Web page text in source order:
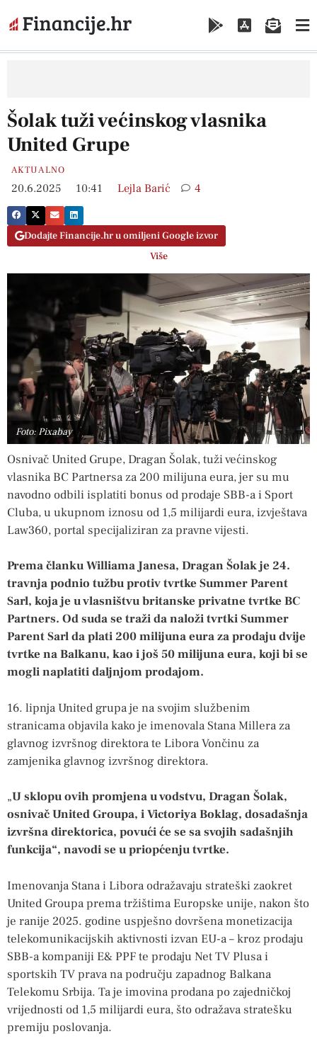
Šolak tuži većinskog vlasnika
United Grupe
AKTUALNO
20.6.2025 10:41 Lejla Barić 4
Dodajte Financije.hr u omiljeni Google izvor
Više
Foto: Pixabay
Osnivač United Grupe, Dragan Šolak, tuži većinskog
vlasnika BC Partnersa za 200 milijuna eura, jer su mu
navodno odbili isplatiti bonus od prodaje SBB-a i Sport
Cluba, u ukupnom iznosu od 1,5 milijardi eura, izvještava
Law360, portal specijaliziran za pravne vijesti.
Prema članku Williama Janesa, Dragan Šolak je 24.
travnja podnio tužbu protiv tvrtke Summer Parent
Sarl, koja je u vlasništvu britanske privatne tvrtke BC
Partners. Od suda se traži da naloži tvrtki Summer
Parent Sarl da plati 200 milijuna eura za prodaju dvije
tvrtke na Balkanu, kao i još 50 milijuna eura, koji bi se
mogli naplatiti daljnjom prodajom.
16. lipnja United grupa je na svojim službenim
stranicama objavila kako je imenovala Stana Millera za
glavnog izvršnog direktora te Libora Vončinu za
zamjenika glavnog izvršnog direktora.
„U sklopu ovih promjena u vodstvu, Dragan Šolak,
osnivač United Groupa, i Victoriya Boklag, dosadašnja
izvršna direktorica, povući će se sa svojih sadašnjih
funkcija“, navodi se u priopćenju tvrtke.
Imenovanja Stana i Libora odražavaju strateški zaokret
United Groupa prema tržištima Europske unije, nakon što
je ranije 2025. godine uspješno dovršena monetizacija
telekomunikacijskih aktivnosti izvan EU-a – kroz prodaju
SBB-a kompaniji E& PPF te prodaju Net TV Plusa i
sportskih TV prava na području zapadnog Balkana
Telekomu Srbija. Ta je imovina prodana po zajedničkoj
vrijednosti od 1,5 milijardi eura, što odražava stratešku
premiju poslovanja.